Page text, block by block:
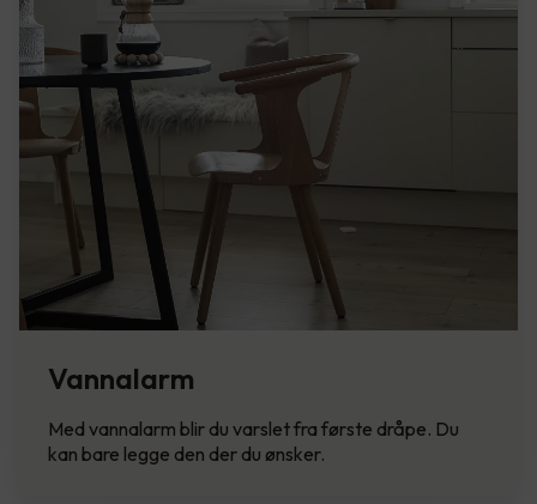
Vannalarm
Med vannalarm blir du varslet fra første dråpe. Du
kan bare legge den der du ønsker.